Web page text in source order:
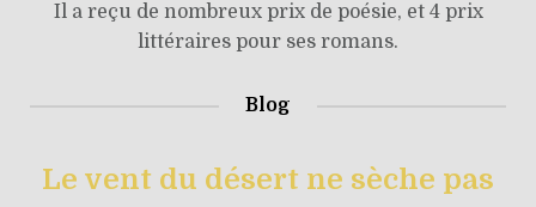
Il a reçu de nombreux prix de poésie, et 4 prix
littéraires pour ses romans.
Blog
Le vent du désert ne sèche pas